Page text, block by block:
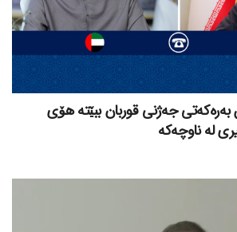
بەرەکەتی جەژنی قوربان ببێتە هۆی
لە ناوچەکە